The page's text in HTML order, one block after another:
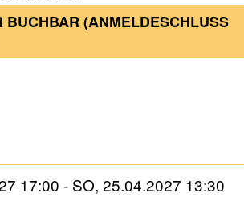
BUCHBAR (ANMELDESCHLUSS
17:00 - SO, 25.04.2027 13:30